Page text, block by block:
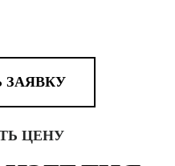
ЗАЯВКУ
ЦЕНУ